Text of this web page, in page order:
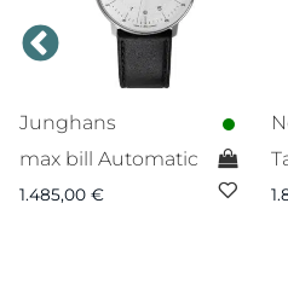
Junghans
max bill Automatic
1.485,00 €